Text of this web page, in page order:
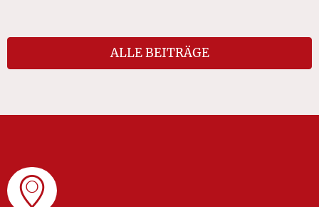
ALLE BEITRÄGE